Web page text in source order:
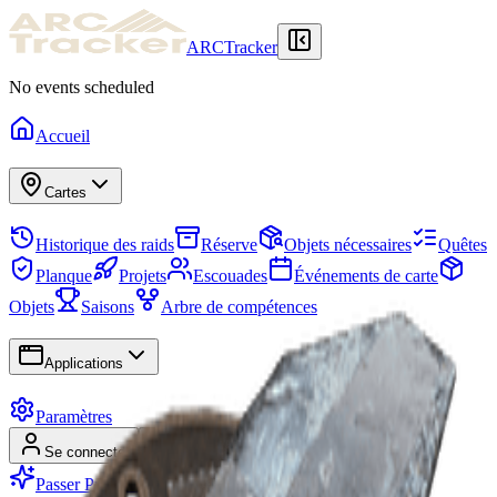
ARCTracker
No events scheduled
Accueil
Cartes
Historique des raids Réserve Objets nécessaires
Quêtes
Planque
Projets Escouades
Événements de carte
Objets
Saisons Arbre de compétences
Applications
Paramètres
Se connecter S'inscrire
Passer Premium